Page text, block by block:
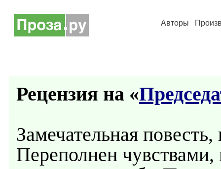
Авторы
Рецензия на «
Замечательная
Переполнен